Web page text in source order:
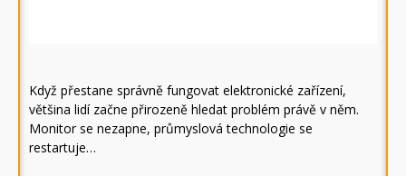
Když přestane správně fungovat elektronické zařízení,
většina lidí začne přirozeně hledat problém právě v něm.
Monitor se nezapne, průmyslová technologie se
restartuje…